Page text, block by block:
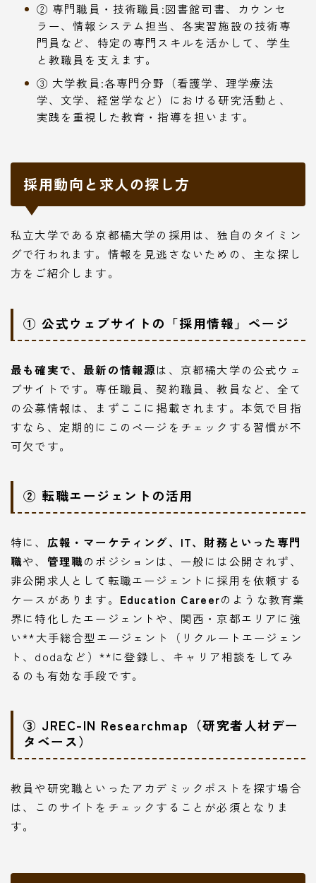
② 専門職員・技術職員:図書館司書、カウンセ
ラー、情報システム担当、各実習施設の技術専
門員など、特定の専門スキルを活かして、学生
と教職員を支えます。
③ 大学教員:各専門分野（看護学、理学療法
学、文学、経営学など）における研究活動と、
実践を重視した教育・指導を担います。
採用動向と求人の探し方
私立大学である京都橘大学の採用は、独自のタイミン
グで行われます。情報を見逃さないための、主な探し
方をご紹介します。
① 公式ウェブサイトの「採用情報」ページ
最も確実で、最新の情報源は、京都橘大学の公式ウェ
ブサイトです。専任職員、契約職員、教員など、全て
の公募情報は、まずここに掲載されます。本気で目指
すなら、定期的にこのページをチェックする習慣が不
可欠です。
② 転職エージェントの活用
特に、 広報・マーケティング、IT、財務といった専門
職や、 管理職のポジションは、一般には公開されず、
非公開求人として転職エージェントに採用を依頼する
ケースがあります。 Education Careerのような教育業
界に特化したエージェントや、関西・京都エリアに強
い**大手総合型エージェント（リクルートエージェン
ト、dodaなど）**に登録し、キャリア相談をしてみ
るのも有効な手段です。
③ JREC-IN Researchmap（研究者人材デー
タベース）
教員や研究職といったアカデミックポストを探す場合
は、このサイトをチェックすることが必須となりま
す。